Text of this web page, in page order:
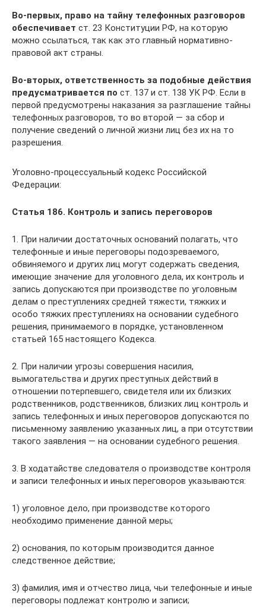
Во-первых, право на тайну телефонных разговоров
обеспечивает ст. 23 Конституции РФ, на которую
можно ссылаться, так как это главный нормативно-
правовой акт страны.
Во-вторых, ответственность за подобные действия
предусматривается по ст. 137 и ст. 138 УК РФ. Если в
первой предусмотрены наказания за разглашение тайны
телефонных разговоров, то во второй — за сбор и
получение сведений о личной жизни лиц без их на то
разрешения.
Уголовно-процессуальный кодекс Российской
Федерации:
Статья 186. Контроль и запись переговоров
1. При наличии достаточных оснований полагать, что
телефонные и иные переговоры подозреваемого,
обвиняемого и других лиц могут содержать сведения,
имеющие значение для уголовного дела, их контроль и
запись допускаются при производстве по уголовным
делам о преступлениях средней тяжести, тяжких и
особо тяжких преступлениях на основании судебного
решения, принимаемого в порядке, установленном
статьей 165 настоящего Кодекса.
2. При наличии угрозы совершения насилия,
вымогательства и других преступных действий в
отношении потерпевшего, свидетеля или их близких
родственников, родственников, близких лиц контроль и
запись телефонных и иных переговоров допускаются по
письменному заявлению указанных лиц, а при отсутствии
такого заявления — на основании судебного решения.
3. В ходатайстве следователя о производстве контроля
и записи телефонных и иных переговоров указываются:
1) уголовное дело, при производстве которого
необходимо применение данной меры;
2) основания, по которым производится данное
следственное действие;
3) фамилия, имя и отчество лица, чьи телефонные и иные
переговоры подлежат контролю и записи;